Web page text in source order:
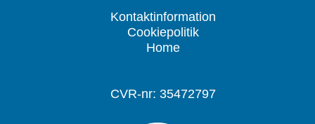
Kontaktinformation
Cookiepolitik
Home
CVR-nr: 35472797